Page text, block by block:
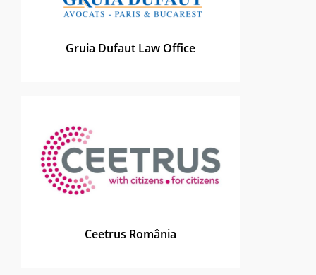
Gruia Dufaut Law Office
Ceetrus România